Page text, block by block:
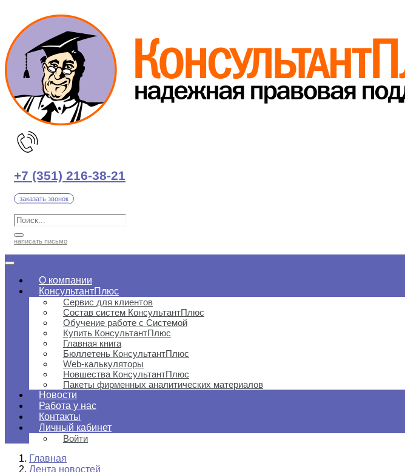
содержимому
+7 (351) 216-38-21
заказать звонок
написать письмо
О компании
КонсультантПлюс
Сервис для клиентов
Состав систем КонсультантПлюс
Обучение работе с Системой
Купить КонсультантПлюс
Главная книга
Бюллетень КонсультантПлюс
Web-калькуляторы
Новшества КонсультантПлюс
Пакеты фирменных аналитических материалов
Новости
Работа у нас
Контакты
Личный кабинет
Войти
Главная
Лента новостей